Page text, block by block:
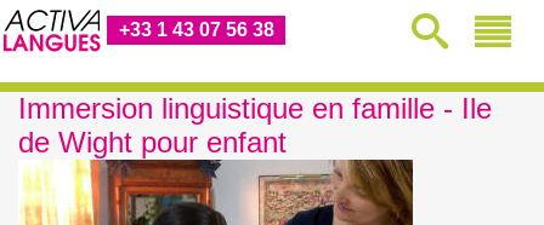
+33 1 43 07 56 38
Immersion linguistique en famille - Ile
de Wight pour enfant